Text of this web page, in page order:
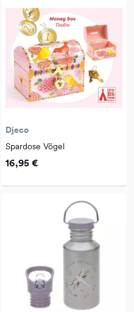
Djeco
Spardose Vögel
16,95 €